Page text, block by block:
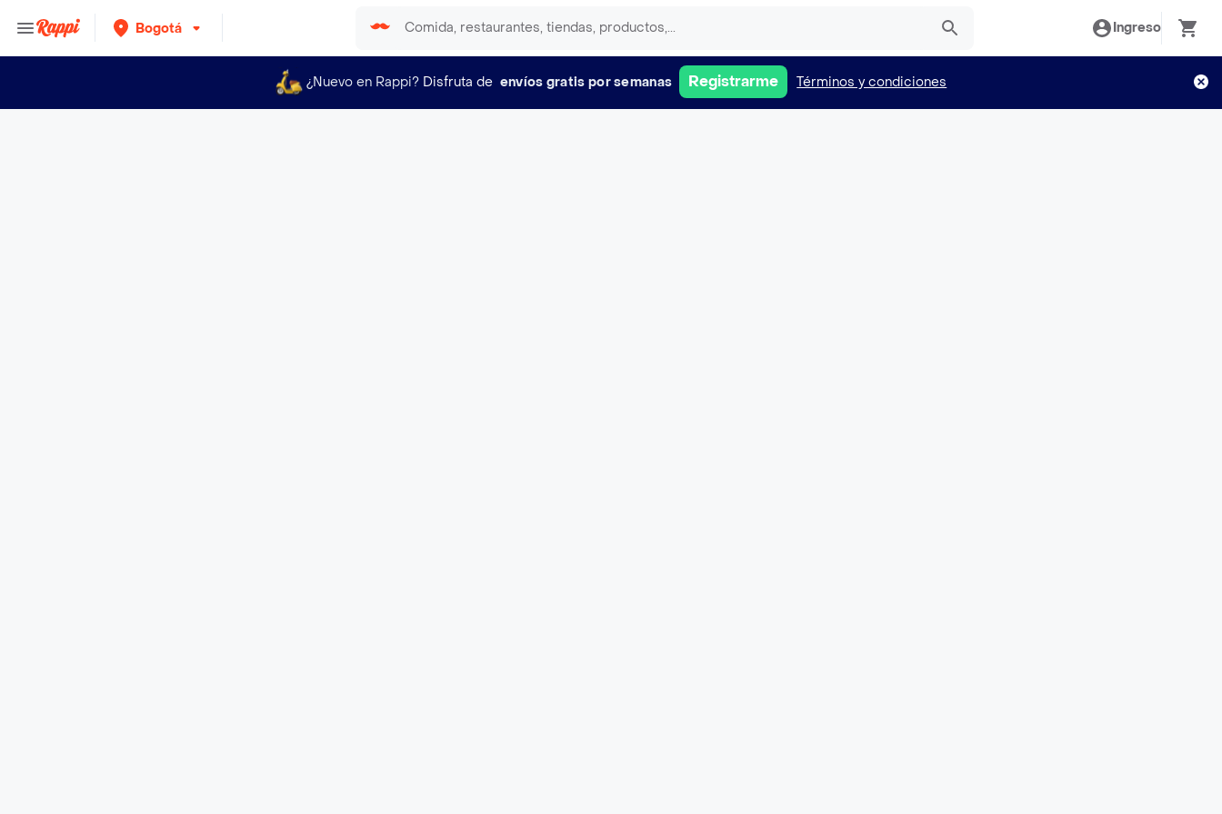
Bogotá Ingreso
¿Nuevo en Rappi? Disfruta de envíos gratis por semanas Registrarme Términos y condiciones